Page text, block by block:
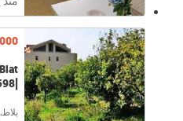
|PLS24598